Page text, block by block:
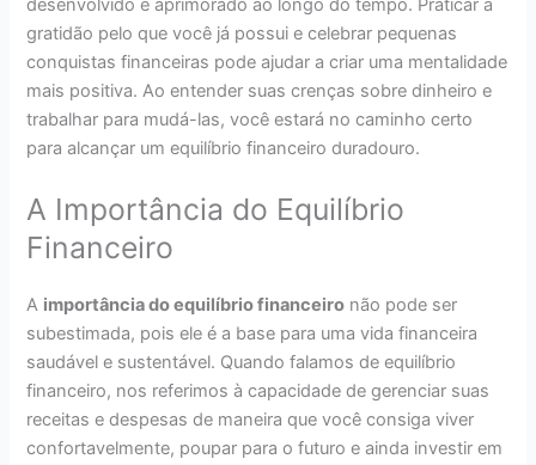
desenvolvido e aprimorado ao longo do tempo. Praticar a
gratidão pelo que você já possui e celebrar pequenas
conquistas financeiras pode ajudar a criar uma mentalidade
mais positiva. Ao entender suas crenças sobre dinheiro e
trabalhar para mudá-las, você estará no caminho certo
para alcançar um equilíbrio financeiro duradouro.
A Importância do Equilíbrio
Financeiro
A importância do equilíbrio financeiro não pode ser
subestimada, pois ele é a base para uma vida financeira
saudável e sustentável. Quando falamos de equilíbrio
financeiro, nos referimos à capacidade de gerenciar suas
receitas e despesas de maneira que você consiga viver
confortavelmente, poupar para o futuro e ainda investir em